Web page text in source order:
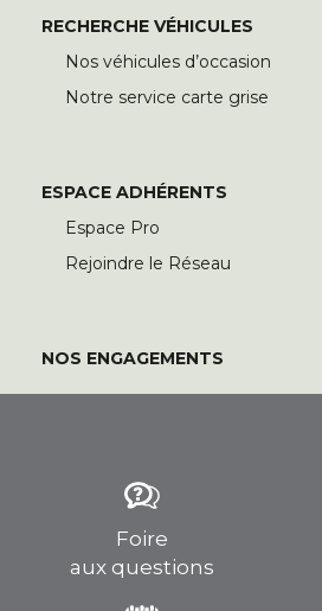
RECHERCHE VÉHICULES
Nos véhicules d’occasion
Notre service carte grise
ESPACE ADHÉRENTS
Espace Pro
Rejoindre le Réseau
NOS ENGAGEMENTS
Foire
aux questions